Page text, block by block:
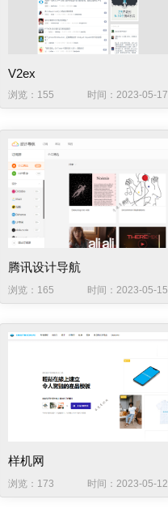
V2ex
浏览：155 时间：2023-05-17
腾讯设计导航
浏览：165 时间：2023-05-15
样机网
浏览：173 时间：2023-05-12